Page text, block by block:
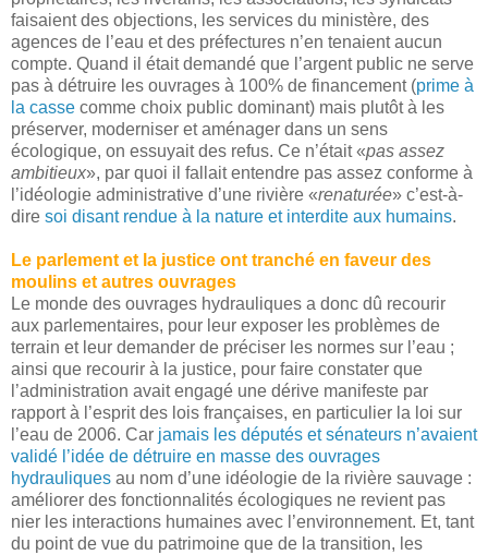
faisaient des objections, les services du ministère, des
agences de l’eau et des préfectures n’en tenaient aucun
compte. Quand il était demandé que l’argent public ne serve
pas à détruire les ouvrages à 100% de financement (prime à
la casse comme choix public dominant) mais plutôt à les
préserver, moderniser et aménager dans un sens
écologique, on essuyait des refus. Ce n’était «pas assez
ambitieux», par quoi il fallait entendre pas assez conforme à
l’idéologie administrative d’une rivière «renaturée» c’est-à-
dire soi disant rendue à la nature et interdite aux humains.
Le parlement et la justice ont tranché en faveur des
moulins et autres ouvrages
Le monde des ouvrages hydrauliques a donc dû recourir
aux parlementaires, pour leur exposer les problèmes de
terrain et leur demander de préciser les normes sur l’eau ;
ainsi que recourir à la justice, pour faire constater que
l’administration avait engagé une dérive manifeste par
rapport à l’esprit des lois françaises, en particulier la loi sur
l’eau de 2006. Car jamais les députés et sénateurs n’avaient
validé l’idée de détruire en masse des ouvrages
hydrauliques au nom d’une idéologie de la rivière sauvage :
améliorer des fonctionnalités écologiques ne revient pas
nier les interactions humaines avec l’environnement. Et, tant
du point de vue du patrimoine que de la transition, les